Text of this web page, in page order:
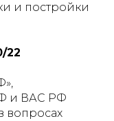
и постройки
22
и ВАС РФ
вопросах